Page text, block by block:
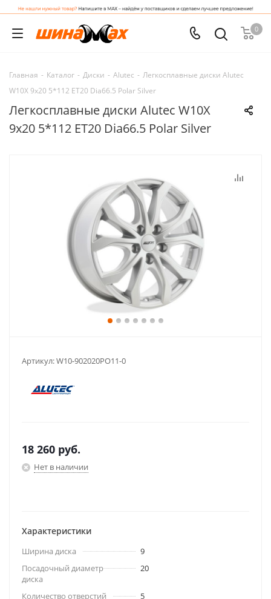
0
Главная - Каталог - Диски - Alutec - Легкосплавные диски Alutec
W10X 9x20 5*112 ET20 Dia66.5 Polar Silver
Легкосплавные диски Alutec W10X
9x20 5*112 ET20 Dia66.5 Polar Silver
Артикул:W10-902020PO11-0
18 260 руб.
Нет в наличии
Характеристики
Ширина диска
9
Посадочный диаметр
диска
20
Количество отверстий
5